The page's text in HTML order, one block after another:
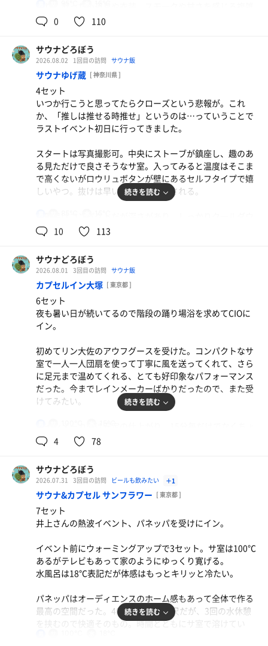
肉野菜炒め
生ビール
麦茶
生ビール
烏龍茶
な香り、参加者全員でオールを漕ぐ掛け声、ラストはお酒
た。そこにお二人のアウフグーススキルが乗っかってくる
のだから間違いなく良いショー。
満足度が高かったのと電池切れでこの日は終了。また受け
たい楽しいイベントだった。
0 110
サウナどろぼう
2026.08.02 1回目の訪問 サウナ飯
サウナゆげ蔵 [ 神奈川県 ]
4セット
いつか行こうと思ってたらクローズという悲報が。これ
か、「推しは推せる時推せ」というのは…っていうことで
ラストイベント初日に行ってきました。
スタートは写真撮影可。中央にストーブが鎮座し、趣のあ
る見ただけで良さそうなサ室。入ってみると温度はそこま
で高くないがロウリュボタンが壁にあるセルフタイプで嬉
しいやつ。抜けは早いが瞬間的に蒸される。
ン。
半外気浴にはアディロンと梅昆布茶、お庭の外気浴はポン
チョでインフィニティ、どちらにするか毎回葛藤。庭では
蝉の声も聞こえて夏そのものを全身で感じた。
飲食も充実したメニューが多く、楽しい時間だった。
こんな楽しいサウナがクローズなのは残念だが、今の推し
とまだ見ぬ推しをちゃんと体験しないといけないと思っ
続きを読む
10 113
サウナどろぼう
2026.08.01 3回目の訪問 サウナ飯
カプセルイン大塚 [ 東京都 ]
6セット
夜も暑い日が続いてるので階段の踊り場浴を求めてCIOに
イン。
初めてリン大佐のアウフグースを受けた。コンパクトなサ
室で一人一人団扇を使って丁寧に風を送ってくれて、さら
に足元まで温めてくれる、とても好印象なパフォーマンス
だった。今までレインメーカーばかりだったので、また受
けてみたい。
こちょこ加湿してくれるので湿度も良い感じだった。
水風呂は外が暑いから氷を投入。1回2スクープが好みだっ
た🧊
夏なので外気浴は暑くない訳がないが、踊り場に吹く風は
終始心地良かった。
続きを読む
4 78
サウナどろぼう
2026.07.31 3回目の訪問 ビールも飲みたい ＋1
サウナ&カプセル サンフラワー [ 東京都 ]
7セット
井上さんの熱波イベント、パネッパを受けにイン。
イベント前にウォーミングアップで3セット。サ室は100℃
あるがテレビもあって家のようにゆっくり寛げる。
水風呂は18℃表記だが体感はもっとキリッと冷たい。
パネッパはオーディエンスのホーム感もあって全体で作る
最高の空間だった。40分を超える長尺だが、3回の水休憩
を挟むので快適そのもの。時間とともにサ室で溶けてい
続きを読む